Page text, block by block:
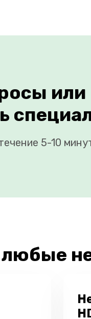
или
5-10